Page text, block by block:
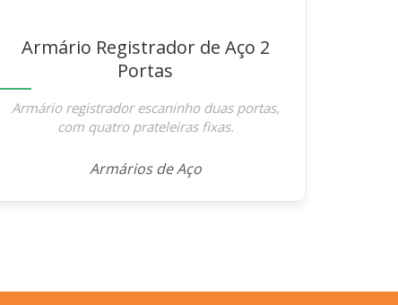
Armário Registrador de Aço 2
Portas
Armário registrador escaninho duas portas,
com quatro prateleiras fixas.
Armários de Aço